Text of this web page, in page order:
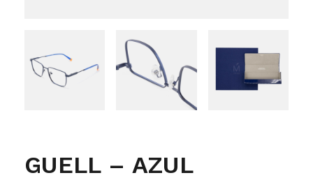
GUELL – AZUL